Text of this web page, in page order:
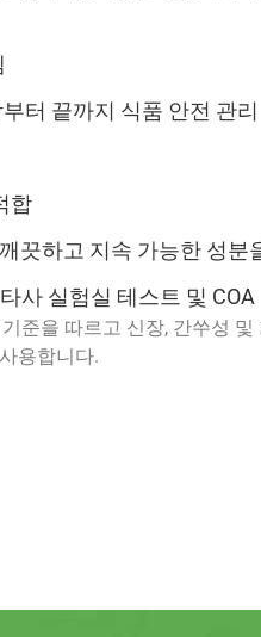
터 끝까지 식품 안전 관리
합
끗하고 지속 가능한 성분
사 실험실 테스트 및 COA
준을 따르고 신장, 간쑤성
용합니다.